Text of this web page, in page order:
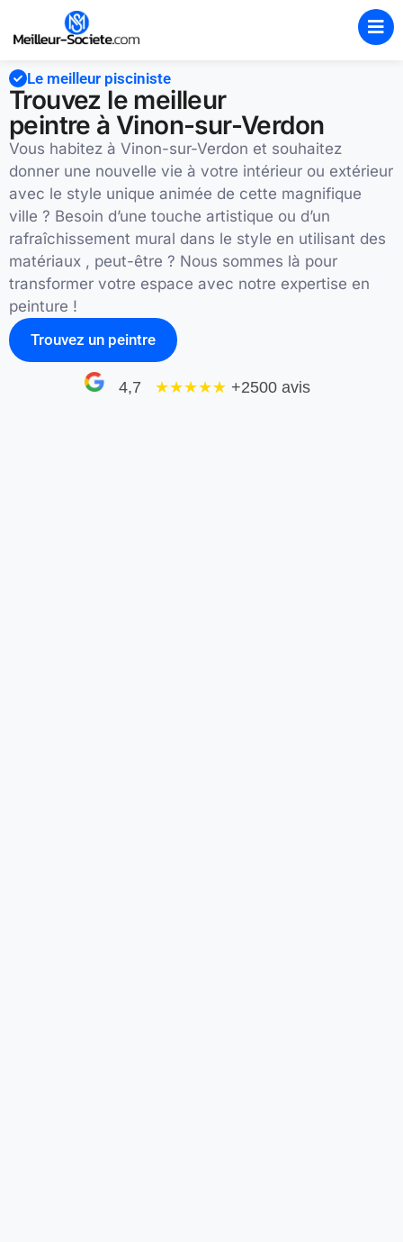
Le meilleur pisciniste
Trouvez le meilleur
peintre à Vinon-sur-Verdon
Vous habitez à Vinon-sur-Verdon et souhaitez
donner une nouvelle vie à votre intérieur ou extérieur
avec le style unique animée de cette magnifique
ville ? Besoin d’une touche artistique ou d’un
rafraîchissement mural dans le style en utilisant des
matériaux , peut-être ? Nous sommes là pour
transformer votre espace avec notre expertise en
peinture !
Trouvez un peintre
4,7 ★★★★★ +2500 avis